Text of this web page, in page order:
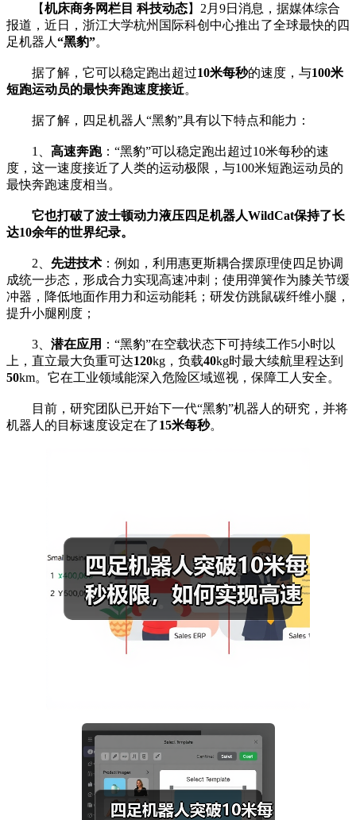
【机床商务网栏目 科技动态】2月9日消息，据媒体综合
报道，近日，浙江大学杭州国际科创中心推出了全球最快的四
足机器人 “黑豹”。
据了解，它可以稳定跑出超过10米每秒的速度，与100米
短跑运动员的最快奔跑速度接近。
据了解，四足机器人“黑豹”具有以下特点和能力：
1、 高速奔跑：“黑豹”可以稳定跑出超过10米每秒的速
度，这一速度接近了人类的运动极限，与100米短跑运动员的
最快奔跑速度相当。
它也打破了波士顿动力液压四足机器人WildCat保持了长
达10余年的世界纪录。
2、 先进技术 ：例如，利用惠更斯耦合摆原理使四足协调
成统一步态，形成合力实现高速冲刺；使用弹簧作为膝关节缓
冲器，降低地面作用力和运动能耗；研发仿跳鼠碳纤维小腿，
提升小腿刚度；
3、 潜在应用 ：“黑豹”在空载状态下可持续工作5小时以
上，直立最大负重可达120kg，负载40kg时最大续航里程达到
50km。它在工业领域能深入危险区域巡视，保障工人安全。
目前，研究团队已开始下一代“黑豹”机器人的研究，并将
机器人的目标速度设定在了15米每秒。